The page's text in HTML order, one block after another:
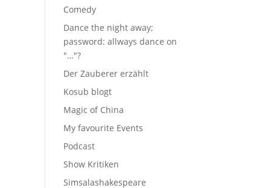
Comedy
Dance the night away;
password: allways dance on
"…"?
Der Zauberer erzählt
Kosub blogt
Magic of China
My favourite Events
Podcast
Show Kritiken
Simsalashakespeare